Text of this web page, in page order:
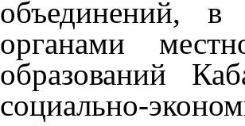
объединений,
органами
образований
социально-